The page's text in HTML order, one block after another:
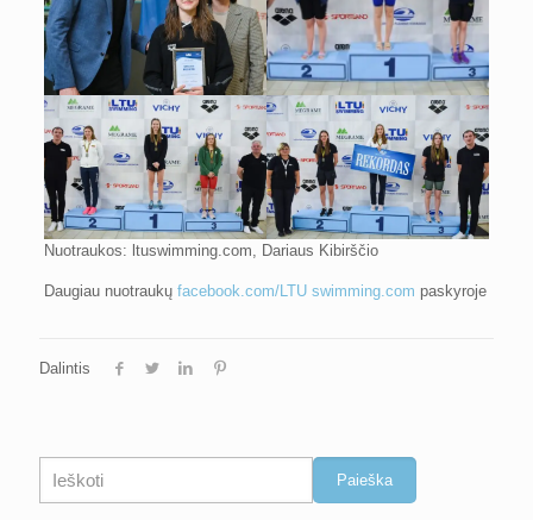
Nuotraukos: ltuswimming.com, Dariaus Kibirščio
Daugiau nuotraukųfacebook.com/LTU swimming.com paskyroje
Dalintis
Paieška Paieška